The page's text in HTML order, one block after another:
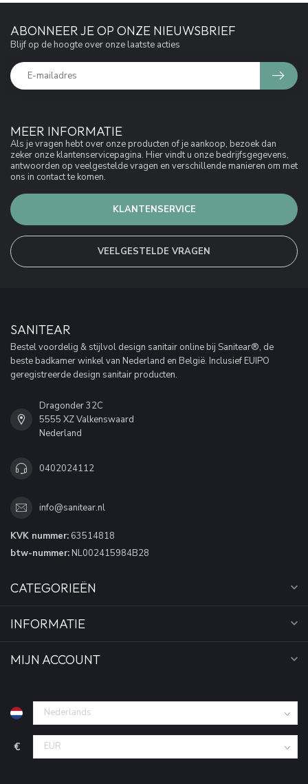
MEER INFORMATIE
Als je vragen hebt over onze producten of je aankoop, bezoek dan
zeker onze klantenservicepagina. Hier vindt u onze bedrijfsgegevens,
antwoorden op veelgestelde vragen en verschillende manieren om met
ons in contact te komen.
KLANTENSERVICE
VEELGESTELDE VRAGEN
ABONNEER JE OP ONZE NIEUWSBRIEF
Blijf op de hoogte over onze laatste acties
SANITEAR
Bestel voordelig & stijlvol design sanitair online bij Sanitear®, de
beste badkamer winkel van Nederland en België. Inclusief EUIPO
geregistreerde design sanitair producten.
Dragonder 32C
5555 XZ Valkenswaard
Nederland
0402024112
info@sanitear.nl
KVK nummer: 63514818
btw-nummer: NL002415984B28
CATEGORIEËN
INFORMATIE
MIJN ACCOUNT
€